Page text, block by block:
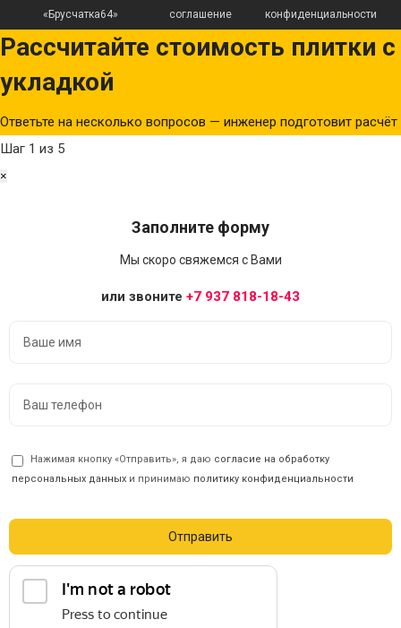
«Брусчатка64»
соглашение
конфиденциальности
Рассчитайте стоимость плитки с
укладкой
Ответьте на несколько вопросов — инженер подготовит расчёт
Шаг 1 из 5
×
Заполните форму
Мы скоро свяжемся с Вами
или звоните +7 937 818-18-43
Нажимая кнопку «Отправить», я даю согласие на обработку
персональных данных и принимаю политику конфиденциальности